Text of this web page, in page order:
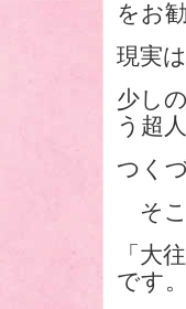
をお
現実
少し
う超
つく
そこ
「
です。